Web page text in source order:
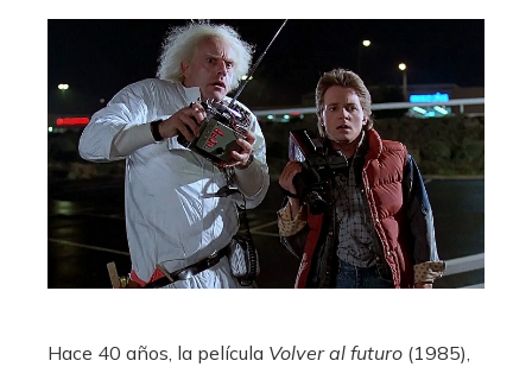
Hace 40 años, la película Volver al futuro (1985),